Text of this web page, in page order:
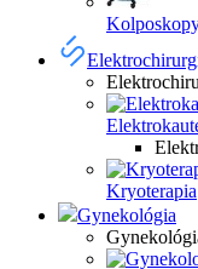
Kryoterapia
Gynekológia